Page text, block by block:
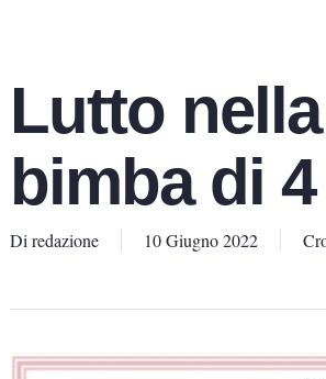
Lutto
bimba di
Di redazione 10 Giugno 2022